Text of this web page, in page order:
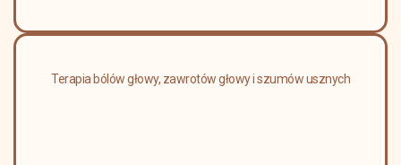
Terapia bólów głowy, zawrotów głowy i szumów usznych